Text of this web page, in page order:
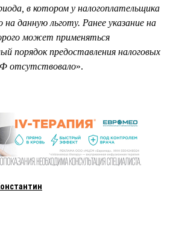
в котором у налогоплательщика
на данную льготу. Ранее указание на
может применяться
порядок предоставления налоговых
отсутствовало».